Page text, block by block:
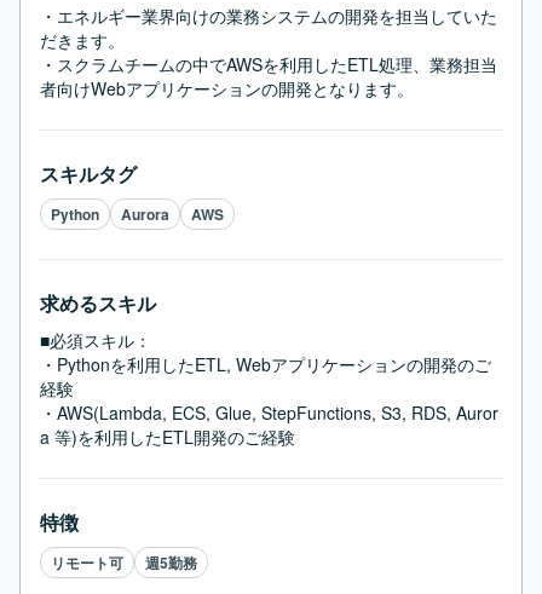
・エネルギー業界向けの業務システムの開発を担当していた
だきます。
・スクラムチームの中でAWSを利用したETL処理、業務担当
者向けWebアプリケーションの開発となります。
スキルタグ
Python Aurora AWS
求めるスキル
■必須スキル：
・Pythonを利用したETL, Webアプリケーションの開発のご
経験
・AWS(Lambda, ECS, Glue, StepFunctions, S3, RDS, Auror
a 等)を利用したETL開発のご経験
特徴
リモート可 週5勤務